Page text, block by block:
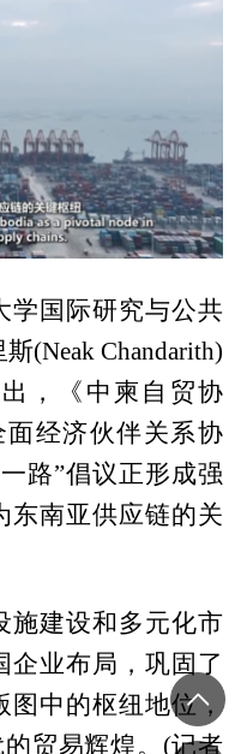
03:43
学国际研究与公共
(Neak Chandarith)
，《中柬自贸协
面经济伙伴关系协
路”倡议正形成强
东南亚供应链的关
施建设和多元化市
企业布局，巩固了
图中的枢纽地位，
贸易辉煌。(记者